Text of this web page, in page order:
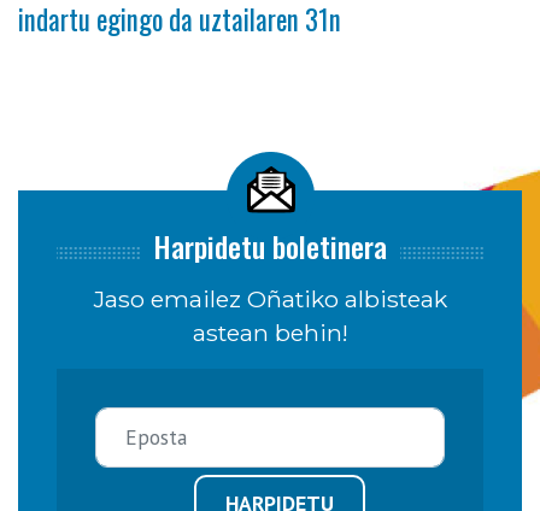
indartu egingo da uztailaren 31n
Harpidetu boletinera
Jaso emailez Oñatiko albisteak
astean behin!
HARPIDETU